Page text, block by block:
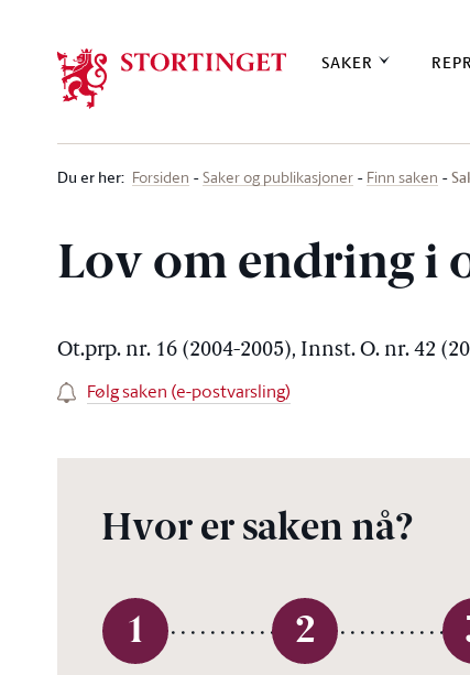
SAKER
Du er her: Forsiden Saker og publikasjoner Finn saken
Lov om endring i
Ot.prp. nr. 16 (2004-2005), Innst. O. nr. 42
Følg saken (e-postvarsling)
Hvor er saken nå?
1 2